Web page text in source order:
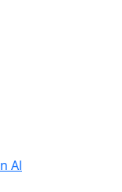
Al